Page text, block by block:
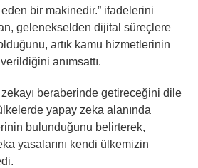
bir makinedir.” ifadelerini
gelenekselden dijital süreçlere
artık kamu hizmetlerinin
anımsattı.
beraberinde getireceğini dile
yapay zeka alanında
bulunduğunu belirterek,
yasalarını kendi ülkemizin